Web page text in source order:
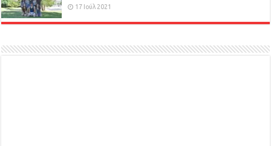
17 Ιούλ 2021